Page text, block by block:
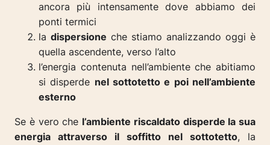
ancora più intensamente dove abbiamo dei
ponti termici
la dispersione che stiamo analizzando oggi è
quella ascendente, verso l’alto
l’energia contenuta nell’ambiente che abitiamo
si disperde nel sottotetto e poi nell’ambiente
esterno
Se è vero che l’ambiente riscaldato disperde la sua
energia attraverso il soffitto nel sottotetto, la